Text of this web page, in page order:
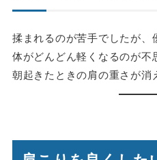
揉まれるのが苦手でしたが、
体がどんどん軽くなるのが不
朝起きたときの肩の重さが消